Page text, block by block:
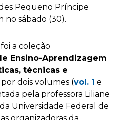
Pequeno Príncipe
no sábado (30).
a coleção
Ensino-Aprendizagem
técnicas e
dois volumes (vol. 1 e
pela professora Liliane
Universidade Federal de